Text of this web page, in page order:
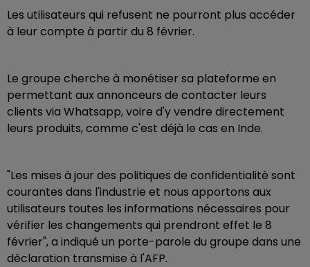
Les utilisateurs qui refusent ne pourront plus accéder
à leur compte à partir du 8 février.
Le groupe cherche à monétiser sa plateforme en
permettant aux annonceurs de contacter leurs
clients via Whatsapp, voire d'y vendre directement
leurs produits, comme c'est déjà le cas en Inde.
"Les mises à jour des politiques de confidentialité sont
courantes dans l'industrie et nous apportons aux
utilisateurs toutes les informations nécessaires pour
vérifier les changements qui prendront effet le 8
février", a indiqué un porte-parole du groupe dans une
déclaration transmise à l'AFP.